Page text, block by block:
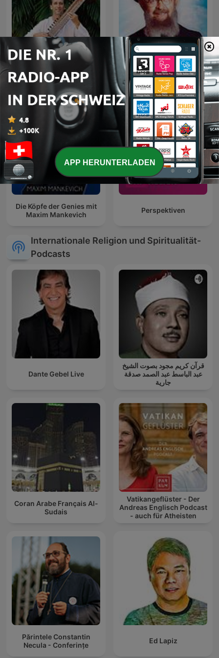
Sitar Meditation Music Toras Avigdor
Die Köpfe der Genies mit
Maxim Mankevich
Perspektiven
Internationale Religion und Spiritualität-
Podcasts
Dante Gebel Live
قرآن كريم مجود بصوت الشيخ
عبد الباسط عبد الصمد صدقة
جارية
Coran Arabe Français Al-
Sudais
Vatikangeflüster - Der
Andreas Englisch Podcast
- auch für Atheisten
Părintele Constantin
Necula - Conferințe
Ed Lapiz
APP HERUNTERLADEN